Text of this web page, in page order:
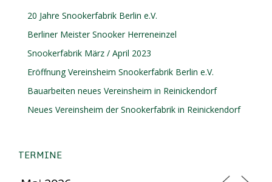
20 Jahre Snookerfabrik Berlin e.V.
Berliner Meister Snooker Herreneinzel
Snookerfabrik März / April 2023
Eröffnung Vereinsheim Snookerfabrik Berlin e.V.
Bauarbeiten neues Vereinsheim in Reinickendorf
Neues Vereinsheim der Snookerfabrik in Reinickendorf
TERMINE